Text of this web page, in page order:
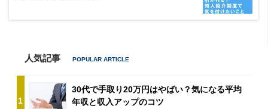
人気記事
1
30代で手取り20万円はやばい？気になる平均
年収と収入アップのコツ